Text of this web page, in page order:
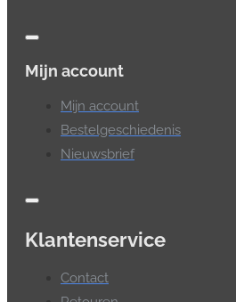
Mijn account
Mijn account
Bestelgeschiedenis
Nieuwsbrief
Klantenservice
Contact